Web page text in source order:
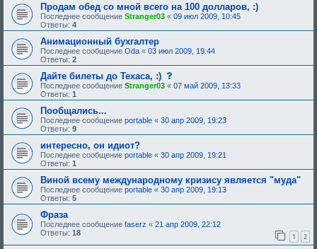
Продам обед со мной всего на 100 долларов, :)
Последнее сообщение Stranger03 « 09 июл 2009, 10:45
Ответы: 4
Анимационный бухгалтер
Последнее сообщение Oda « 03 июл 2009, 19:44
Ответы: 2
Дайте билеты до Техаса, :)
о
о
б
н
и
т
р
б
у
е
д
Последнее сообщение Stranger03 « 07 май 2009, 13:33
Ответы: 1
Пообщались...
Последнее сообщение portable « 30 апр 2009, 19:23
Ответы: 9
интересно, он идиот?
Последнее сообщение portable « 30 апр 2009, 19:21
Ответы: 1
Виной всему международному кризису является "муда"
Последнее сообщение portable « 30 апр 2009, 19:13
Ответы: 5
Фраза
Последнее сообщение faserz « 21 апр 2009, 22:12
Ответы: 18 1 2